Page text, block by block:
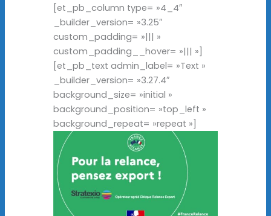
[et_pb_column type= »4_4″
_builder_version= »3.25″
custom_padding= »||| »
custom_padding__hover= »||| »]
[et_pb_text admin_label= »Text »
_builder_version= »3.27.4″
background_size= »initial »
background_position= »top_left »
background_repeat= »repeat »]